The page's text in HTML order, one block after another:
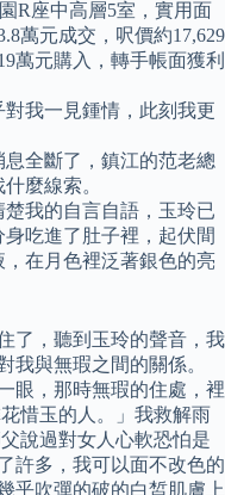
R座中高層5室，實用面
萬元成交，呎價約17,629
萬元購入，轉手帳面獲利
我一見鍾情，此刻我更
全斷了，鎮江的范老總
麼線索。
我的自言自語，玉玲已
吃進了肚子裡，起伏間
在月色裡泛著銀色的亮
了，聽到玉玲的聲音，我
我與無瑕之間的關係。
眼，那時無瑕的住處，裡
惜玉的人。」我救解雨
說過對女人心軟恐怕是
許多，我可以面不改色的
乎吹彈的破的白皙肌膚上